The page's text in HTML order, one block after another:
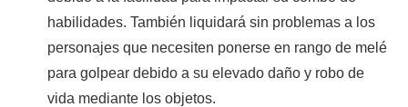
habilidades. También liquidará sin problemas a los
personajes que necesiten ponerse en rango de melé
para golpear debido a su elevado daño y robo de
vida mediante los objetos.